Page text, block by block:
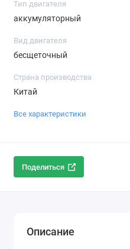
Тип двигателя
аккумуляторный
Вид двигателя
бесщеточный
Страна производства
Китай
Все характеристики
Поделиться
Описание